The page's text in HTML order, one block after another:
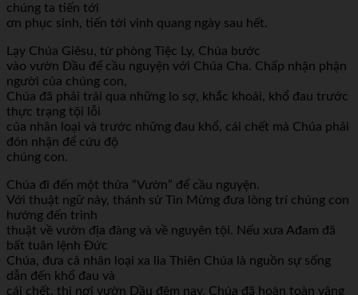
chúng ta tiến tới
ơn phục sinh, tiến tới vinh quang ngày sau hết.
Lạy Chúa Giêsu, từ phòng Tiệc Ly, Chúa bước
vào vườn Dầu để cầu nguyện với Chúa Cha. Chấp nhận phận
người của chúng con,
Chúa đã phải trải qua những lo sợ, khắc khoải, khổ đau trước
thực trạng tội lỗi
của nhân loại và trước những đau khổ, cái chết mà Chúa phải
đón nhận để cứu độ
chúng con.
Chúa đi đến một thửa “Vườn” để cầu nguyện.
Với thuật ngữ này, thánh sử Tin Mừng đưa lòng trí chúng con
hướng đến trình
thuật về vườn địa đàng và về nguyên tội. Nếu xưa Ađam đã
bất tuân lệnh Đức
Chúa, đưa cả nhân loại xa lìa Thiên Chúa là nguồn sự sống
dẫn đến khổ đau và
cái chết, thì nơi vườn Dầu đêm nay, Chúa đã hoàn toàn vâng